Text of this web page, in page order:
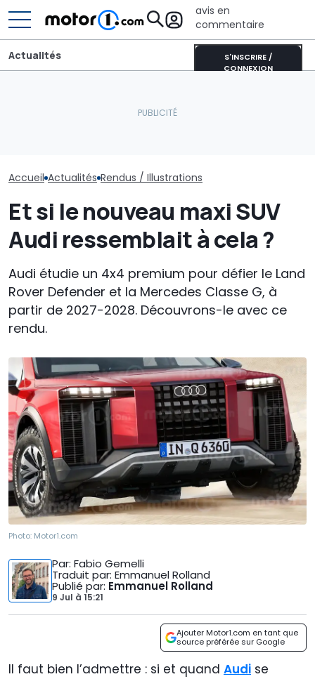
avis en
commentaire
S'INSCRIRE /
CONNEXION
Actualités
Accueil Actualités Rendus / Illustrations
Et si le nouveau maxi SUV
Audi ressemblait à cela ?
Audi étudie un 4x4 premium pour défier le Land
Rover Defender et la Mercedes Classe G, à
partir de 2027-2028. Découvrons-le avec ce
rendu.
Photo: Motor1.com
Par: Fabio Gemelli
Traduit par: Emmanuel Rolland
Publié par: Emmanuel Rolland
9 Jul à 15:21
Ajouter Motor1.com en tant que
source préférée sur Google
Il faut bien l’admettre : si et quand Audi se